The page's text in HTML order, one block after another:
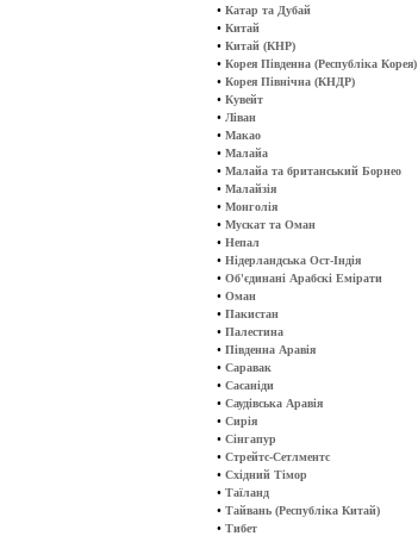
• Катар та Дубай
• Китай
• Китай (КНР)
• Корея Південна (Республіка Корея)
• Корея Північна (КНДР)
• Кувейт
• Ліван
• Макао
• Малайа
• Малайа та британський Борнео
• Малайзія
• Монголія
• Мускат та Оман
• Непал
• Нідерландська Ост-Індія
• Об'єдинані Арабскі Емірати
• Оман
• Пакистан
• Палестина
• Південна Аравія
• Саравак
• Сасаніди
• Саудівська Аравія
• Сирія
• Сінгапур
• Стрейтс-Сетлментс
• Східний Тімор
• Таїланд
• Тайвань (Республіка Китай)
• Тибет